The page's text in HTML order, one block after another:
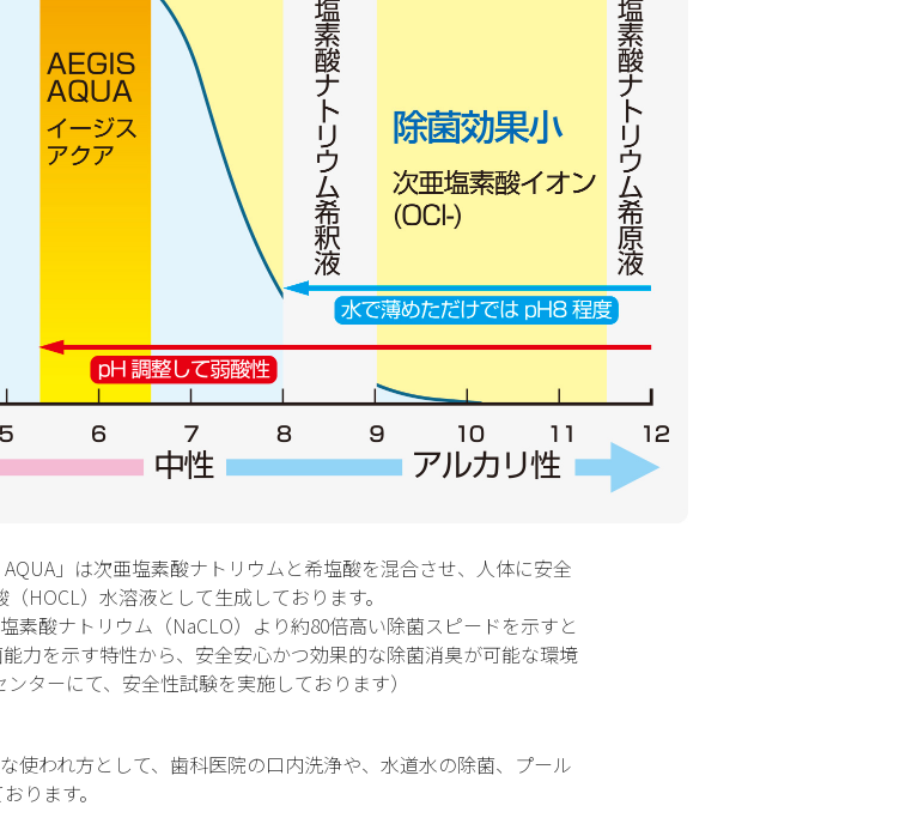
」は次亜塩素酸ナトリウムと希塩酸を混合させ、人体に安全
HOCL）水溶液として生成しております。
素酸ナトリウム（NaCLO）より約80倍高い除菌スピードを示すと
力を示す特性から、安全安心かつ効果的な除菌消臭が可能な環境
ターにて、安全性試験を実施しております）
使われ方として、歯科医院の口内洗浄や、水道水の除菌、プール
ります。